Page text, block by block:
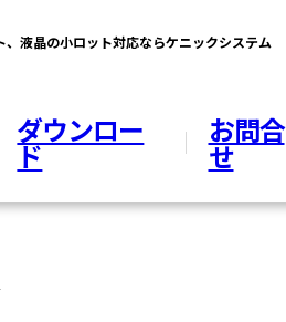
、液晶の小ロット対応ならケニックシステム
ダウンロー
ド
お問合
せ